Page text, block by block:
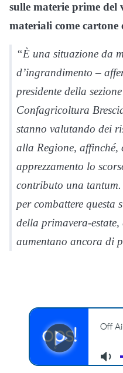
sulle materie prime del
materiali come cartone
“È una situazione da
d’ingrandimento –
presidente della
Confagricoltura
stanno valutando dei
alla Regione, affinché,
apprezzamento lo
contributo una
per combattere questa
della primavera-
aumentano ancora di